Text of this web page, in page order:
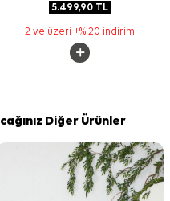
5.499,90 TL
2 ve üzeri +% 20 indirim
Diğer Ürünler